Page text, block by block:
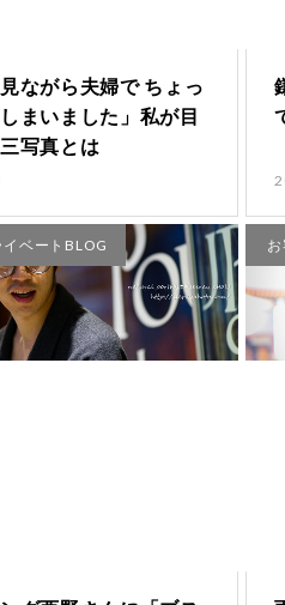
見ながら夫婦で ちょっ
まいました」私が目
写真とは
ベートBLOG